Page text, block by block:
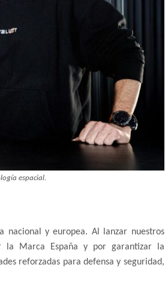
espacial.
nacional y europea. Al lanzar nuestros
la Marca España y por garantizar la
reforzadas para defensa y seguridad,